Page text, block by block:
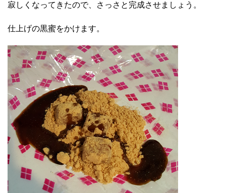
寂しくなってきたので、さっさと完成させましょう。
仕上げの黒蜜をかけます。